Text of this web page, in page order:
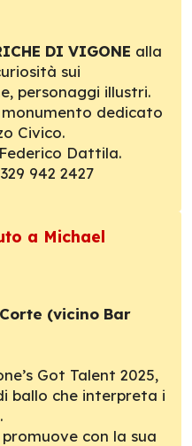
DI VIGONE alla
sui
personaggi illustri.
dedicato
Civico.
Dattila.
942 2427
a Michael
(vicino Bar
Got Talent 2025,
ballo che interpreta i
con la sua